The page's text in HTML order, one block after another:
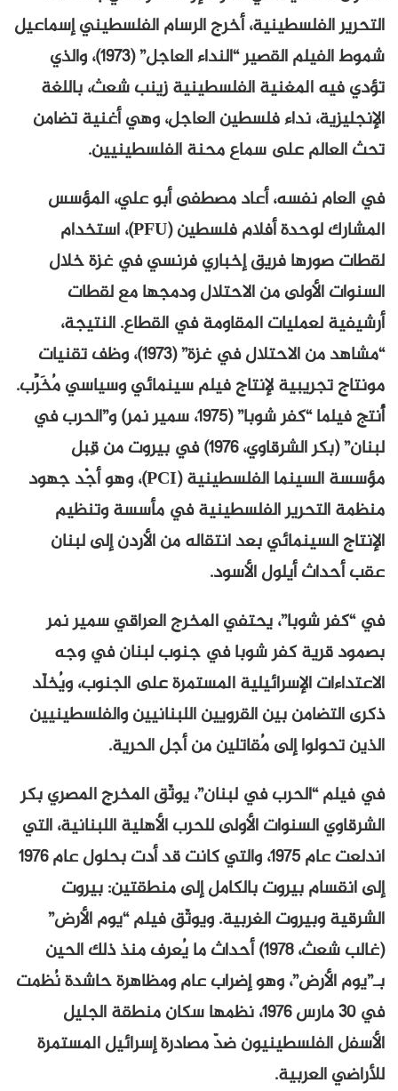
التحرير الفلسطينية، أخرج الرسام الفلسطيني إسماعيل
شموط الفيلم القصير “النداء العاجل” (1973)، والذي
تؤدي فيه المغنية الفلسطينية زينب شعث، باللغة
الإنجليزية، نداء فلسطين العاجل، وهي أغنية تضامن
تحث العالم على سماع محنة الفلسطينيين.
في العام نفسه، أعاد مصطفى أبو علي، المؤسس
المشارك لوحدة أفلام فلسطين (PFU)، استخدام
لقطات صورها فريق إخباري فرنسي في غزة خلال
السنوات الأولى من الاحتلال ودمجها مع لقطات
أرشيفية لعمليات المقاومة في القطاع. النتيجة،
“مشاهد من الاحتلال في غزة” (1973)، وظف تقنيات
مونتاج تجريبية لإنتاج فيلم سينمائي وسياسي مُخَرِّب.
أُنتج فيلما “كفر شوبا” (1975، سمير نمر) و”الحرب في
لبنان” (بكر الشرقاوي، 1976) في بيروت من قِبل
مؤسسة السينما الفلسطينية (PCI)، وهو أجْد جهود
منظمة التحرير الفلسطينية في مأسسة وتنظيم
الإنتاج السينمائي بعد انتقاله من الأردن إلى لبنان
عقب أحداث أيلول الأسود.
في “كفر شوبا”، يحتفي المخرج العراقي سمير نمر
بصمود قرية كفر شوبا في جنوب لبنان في وجه
الاعتداءات الإسرائيلية المستمرة على الجنوب، ويُخلّد
ذكرى التضامن بين القرويين اللبنانيين والفلسطينيين
الذين تحولوا إلى مُقاتلين من أجل الحرية.
في فيلم “الحرب في لبنان”، يوثّق المخرج المصري بكر
الشرقاوي السنوات الأولى للحرب الأهلية اللبنانية، التي
اندلعت عام ١٩٧٥، والتي كانت قد أدت بحلول عام ١٩٧٦
إلى انقسام بيروت بالكامل إلى منطقتين: بيروت
الشرقية وبيروت الغربية. ويوثّق فيلم “يوم الأرض”
(غالب شعث، ١٩٧٨) أحداث ما يُعرف منذ ذلك الحين
بـ”يوم الأرض”، وهو إضراب عام ومظاهرة حاشدة نُظمت
في ٣٠ مارس ١٩٧٦، نظمها سكان منطقة الجليل
الأسفل الفلسطينيون ضدّ مصادرة إسرائيل المستمرة
للأراضي العربية.